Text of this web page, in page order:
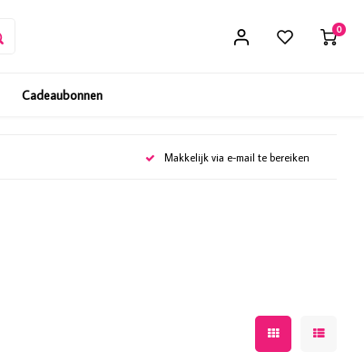
0
Cadeaubonnen
Makkelijk via e-mail te bereiken